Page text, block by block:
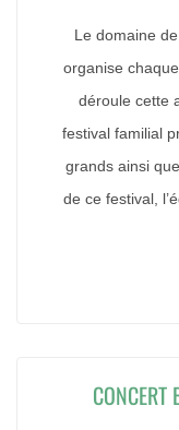
Le domaine
organise
déroule cette
festival familial
grands ainsi
de ce festival,
CONCERT